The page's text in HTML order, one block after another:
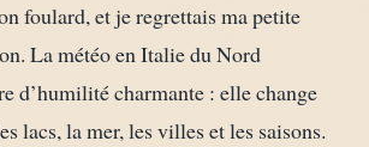
foulard, et je regrettais ma petite
La météo en Italie du Nord
d’humilité charmante : elle change
lacs, la mer, les villes et les saisons.